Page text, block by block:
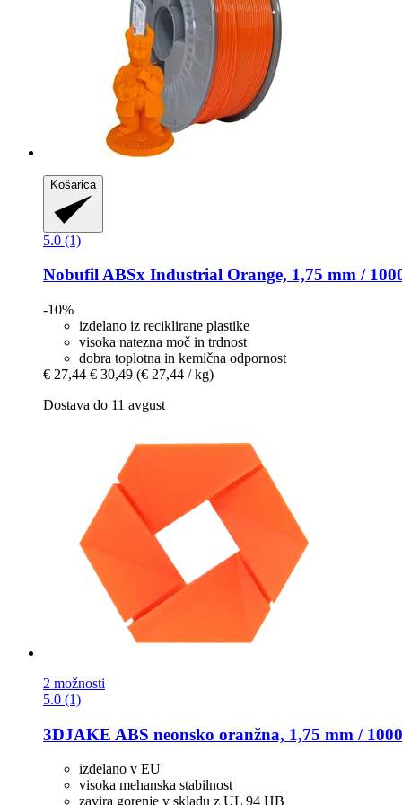
Košarica
5.0 (1)
NobufilABSx Industrial Orange, 1,75 mm /
-10%
izdelano iz reciklirane plastike
visoka natezna moč in trdnost
dobra toplotna in kemična odpornost
€ 27,44 € 30,49 (€ 27,44 / kg)
Dostava do 11 avgust
2 možnosti
5.0 (1)
3DJAKE ABS neonsko oranžna, 1,75 mm /
izdelano v EU
visoka mehanska stabilnost
zavira gorenje v skladu z UL 94 HB